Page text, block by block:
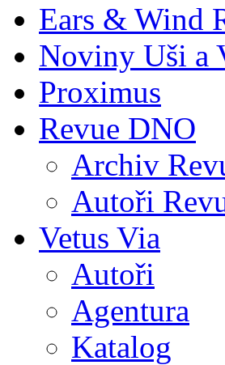
Ears & Wind
Noviny Uši a
Proximus
Revue DNO
Archiv
Autoři
Vetus Via
Autoři
Agentura
Katalog